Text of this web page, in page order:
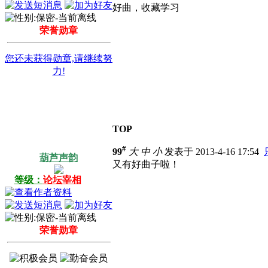
荣誉勋章
您还未获得勋章,请继续努
力!
好曲，收藏学习
TOP
葫芦声韵
等级： 论坛宰相
荣誉勋章
99# 大 中 小发表于 2013-4-16 17:54
又有好曲子啦！